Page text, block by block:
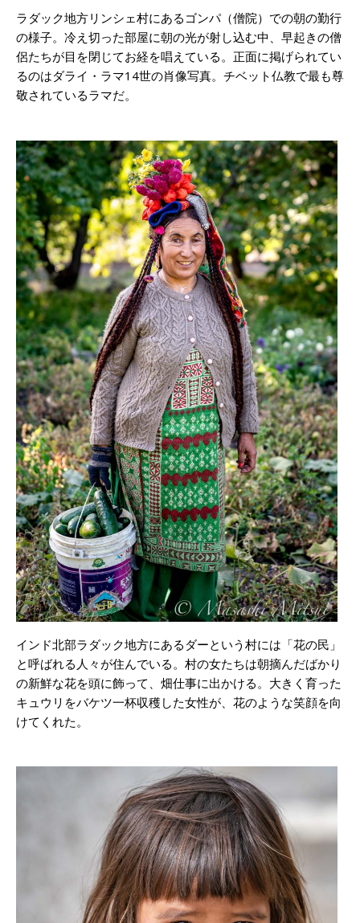
ラダック地方リンシェ村にあるゴンパ（僧院）での朝の勤行
の様子。冷え切った部屋に朝の光が射し込む中、早起きの僧
侶たちが目を閉じてお経を唱えている。正面に掲げられてい
るのはダライ・ラマ14世の肖像写真。チベット仏教で最も尊
敬されているラマだ。
インド北部ラダック地方にあるダーという村には「花の民」
と呼ばれる人々が住んでいる。村の女たちは朝摘んだばかり
の新鮮な花を頭に飾って、畑仕事に出かける。大きく育った
キュウリをバケツ一杯収穫した女性が、花のような笑顔を向
けてくれた。